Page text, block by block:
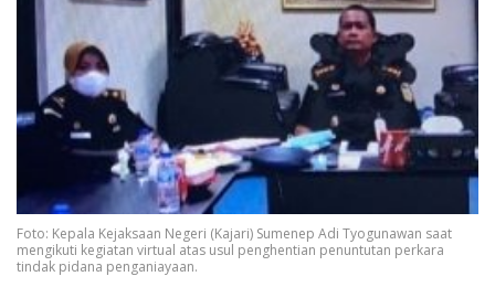
Foto: Kepala Kejaksaan Negeri (Kajari) Sumenep Adi Tyogunawan saat
mengikuti kegiatan virtual atas usul penghentian penuntutan perkara
tindak pidana penganiayaan.